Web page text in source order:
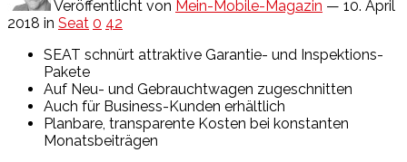
Veröffentlicht von Mein-Mobile-Magazin — 10. April
2018 in Seat 0 42
SEAT schnürt attraktive Garantie- und Inspektions-
Pakete
Auf Neu- und Gebrauchtwagen zugeschnitten
Auch für Business-Kunden erhältlich
Planbare, transparente Kosten bei konstanten
Monatsbeiträgen